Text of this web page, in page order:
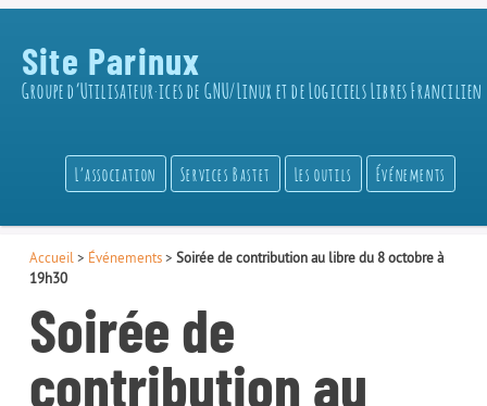
Site Parinux
Groupe d’Utilisateur·ices de GNU/Linux et de Logiciels Libres Francilien
L’association Services Bastet Les outils Événements
Accueil > Événements> Soirée de contribution au libre du 8 octobre à
19h30
Soirée de
contribution au